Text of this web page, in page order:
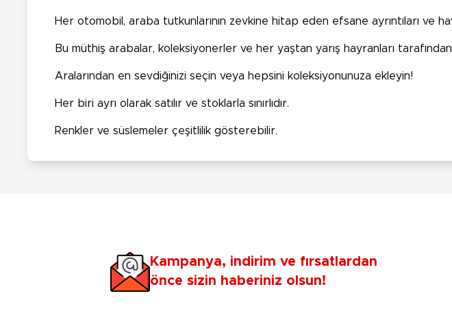
Her otomobil, araba tutkunlarının zevkine hitap eden efsane ayrıntıları ve
Bu müthiş arabalar, koleksiyonerler ve her yaştan yarış hayranları
Aralarından en sevdiğinizi seçin veya hepsini koleksiyonunuza ekleyin!
Her biri ayrı olarak satılır ve stoklarla sınırlıdır.
Renkler ve süslemeler çeşitlilik gösterebilir.
Kampanya, indirim ve fırsatlardan
önce sizin haberiniz olsun!